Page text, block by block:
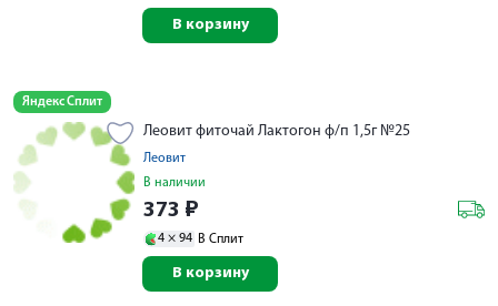
В корзину
Яндекс Сплит
Леовит фиточай Лактогон ф/п 1,5г №25
Леовит
В наличии
373 ₽
4 × 94 В Сплит
В корзину